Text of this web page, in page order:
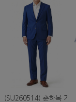
(SU260514) 춘하복 기